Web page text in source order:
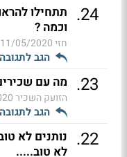
24
. תתחילו
וכמה ?
חזי11/05/2020 06:53
הגב
23
. מה עם
הזועק השכיר
הגב
22
. נותנים לא
לא טוב.....